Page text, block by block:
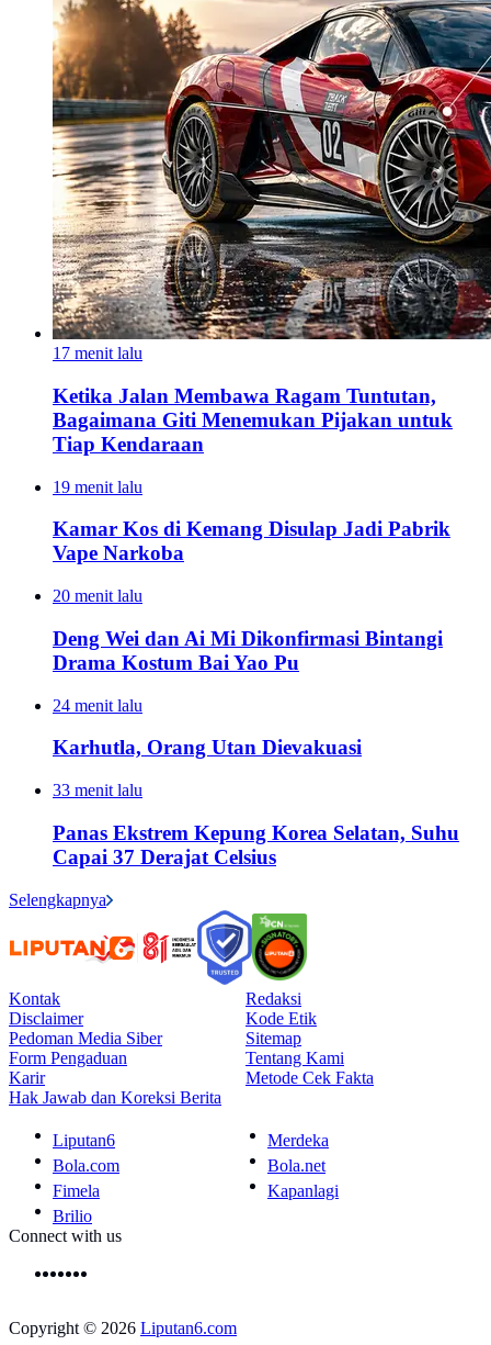
17 menit lalu
Ketika Jalan Membawa Ragam Tuntutan,
Bagaimana Giti Menemukan Pijakan untuk
Tiap Kendaraan
19 menit lalu
Kamar Kos di Kemang Disulap Jadi Pabrik
Vape Narkoba
20 menit lalu
Deng Wei dan Ai Mi Dikonfirmasi Bintangi
Drama Kostum Bai Yao Pu
24 menit lalu
Karhutla, Orang Utan Dievakuasi
33 menit lalu
Panas Ekstrem Kepung Korea Selatan, Suhu
Capai 37 Derajat Celsius
Selengkapnya
Kontak
Redaksi
Disclaimer
Kode Etik
Pedoman Media Siber
Sitemap
Form Pengaduan
Tentang Kami
Karir
Metode Cek Fakta
Hak Jawab dan Koreksi Berita
Liputan6
Merdeka
Bola.com
Bola.net
Fimela
Kapanlagi
Brilio
Connect with us
Copyright © 2026 Liputan6.com